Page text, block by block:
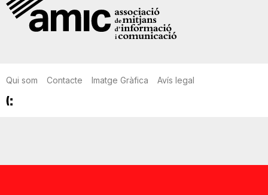
Qui som Contacte Imatge Gràfica Avís legal